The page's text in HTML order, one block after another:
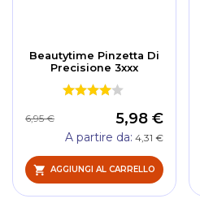
Beautytime Pinzetta Di
Precisione 3xxx
5,98 €
6,95 €
A partire da 4,31 €
AGGIUNGI AL CARRELLO